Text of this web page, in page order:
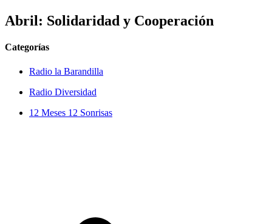
Abril: Solidaridad y Cooperación
Categorías
Radio la Barandilla
Radio Diversidad
12 Meses 12 Sonrisas